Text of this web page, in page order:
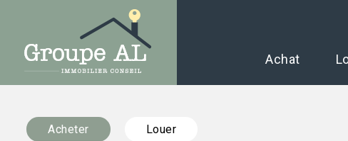
Achat
Acheter Louer